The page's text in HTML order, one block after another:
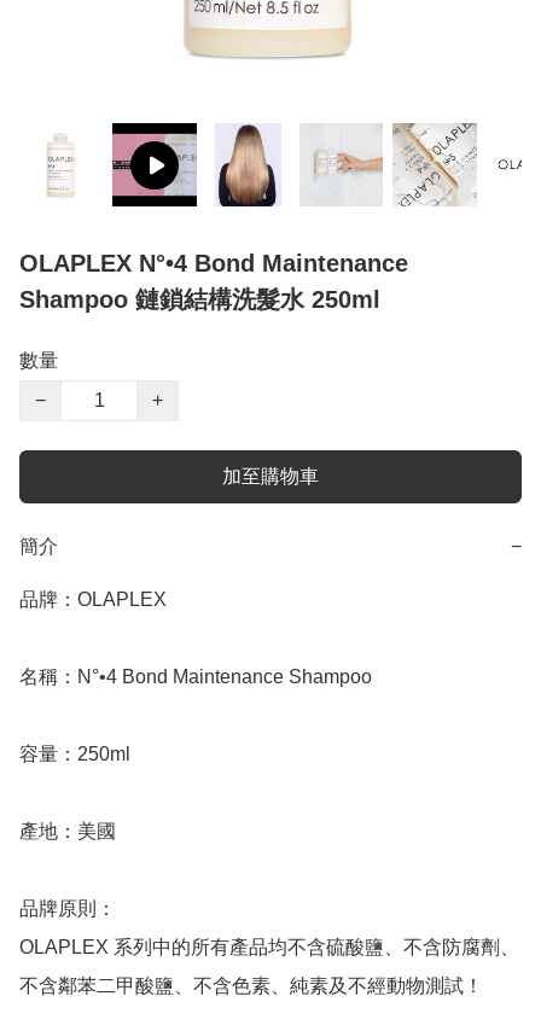
OLAPLEX N°•4 Bond Maintenance
Shampoo 鏈鎖結構洗髮水 250ml
數量
−
+
加至購物車
簡介 −
品牌：OLAPLEX
名稱：N°•4 Bond Maintenance Shampoo
容量：250ml
產地：美國
品牌原則：
OLAPLEX 系列中的所有產品均不含硫酸鹽、不含防腐劑、
不含鄰苯二甲酸鹽、不含色素、純素及不經動物測試！